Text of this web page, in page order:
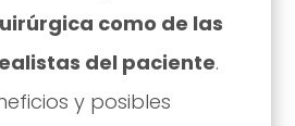
como de las
del paciente.
y posibles